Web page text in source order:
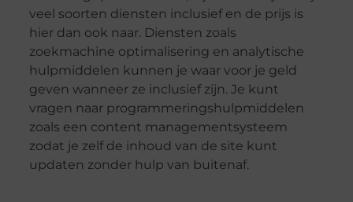
veel soorten diensten inclusief en de prijs is
hier dan ook naar. Diensten zoals
zoekmachine optimalisering en analytische
hulpmiddelen kunnen je waar voor je geld
geven wanneer ze inclusief zijn. Je kunt
vragen naar programmeringshulpmiddelen
zoals een content managementsysteem
zodat je zelf de inhoud van de site kunt
updaten zonder hulp van buitenaf.